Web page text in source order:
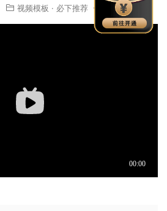
视频模板 · 必下推荐 1.35k